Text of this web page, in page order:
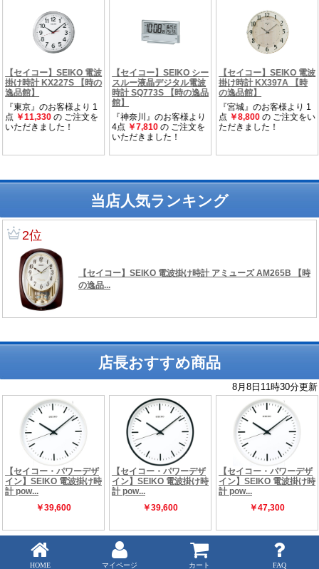
HOME マイページ カート FAQ
当店人気ランキング
店長おすすめ商品
Copyright (C) 時の逸品館 ALL rights reserved.